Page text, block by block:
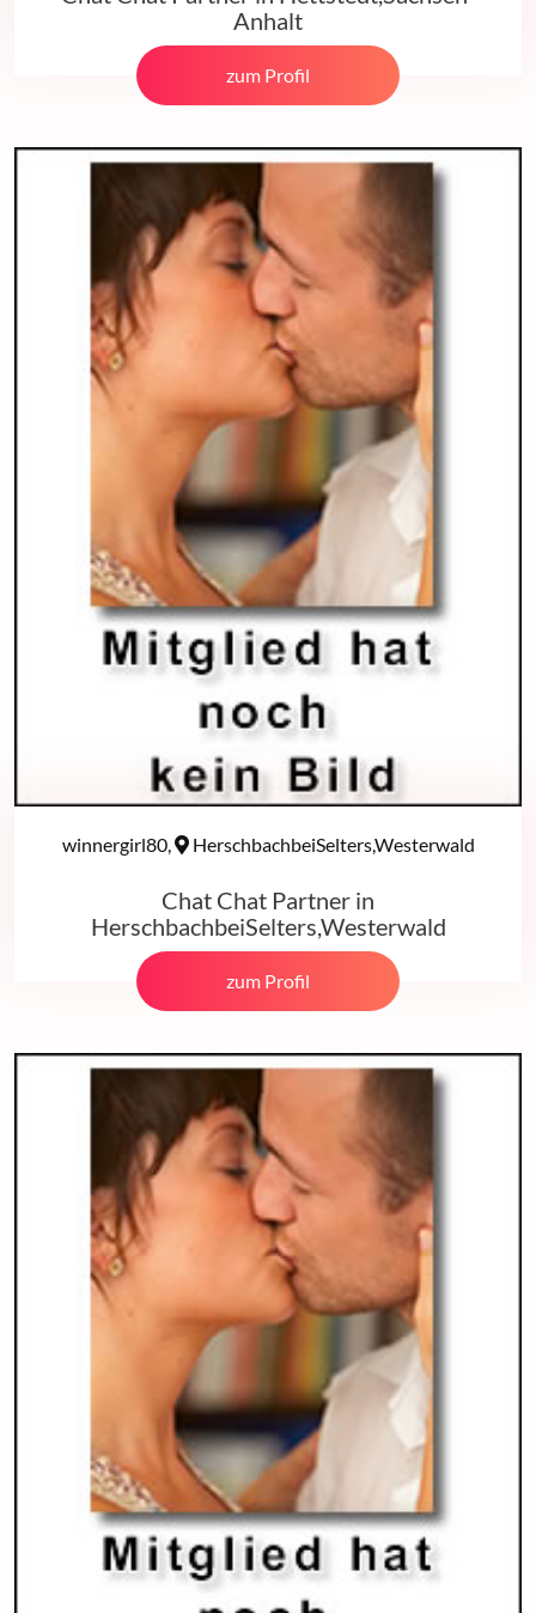
Anhalt
zum Profil
winnergirl80, HerschbachbeiSelters,Westerwald
Chat Chat Partner in
HerschbachbeiSelters,Westerwald
zum Profil